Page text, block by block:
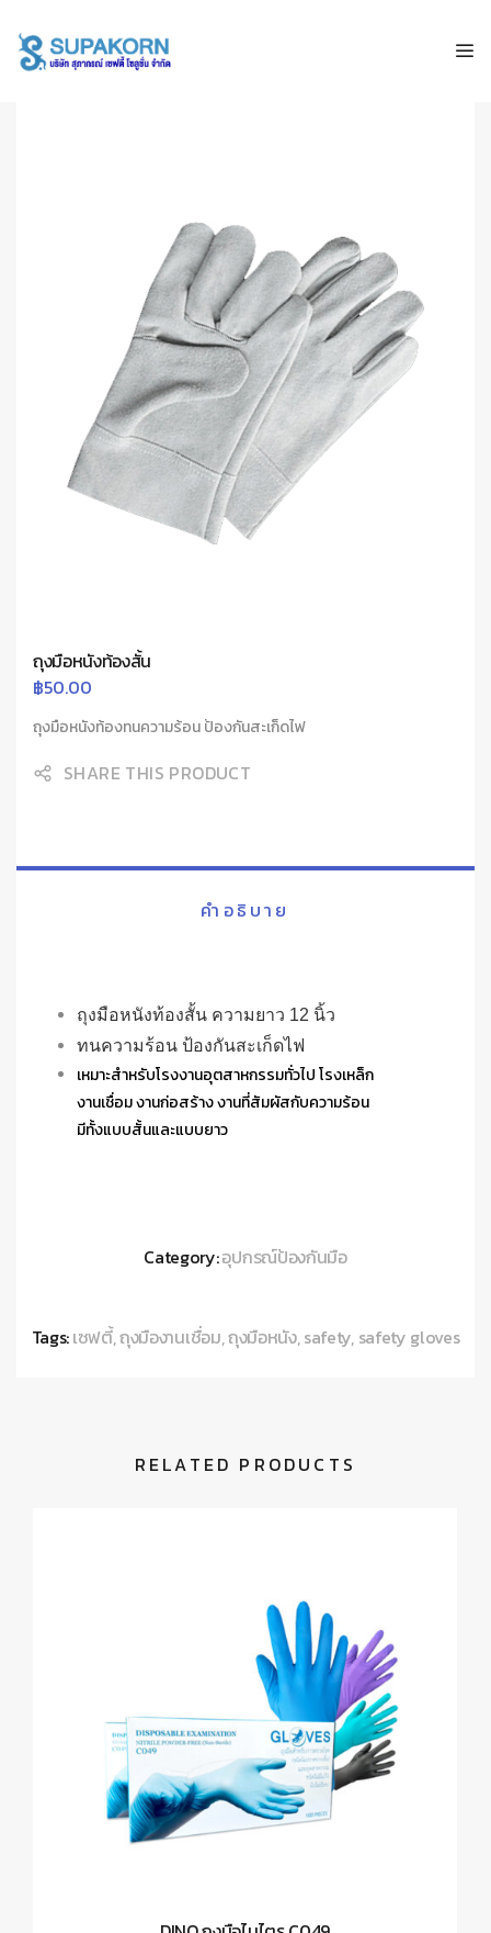
ถุงมือหนังท้องสั้น
฿50.00
ถุงมือหนังท้องทนความร้อน ป้องกันสะเก็ดไฟ
SHARE THIS PRODUCT
คำอธิบาย
ถุงมือหนังท้องสั้น ความยาว 12 นิ้ว
ทนความร้อน ป้องกันสะเก็ดไฟ
เหมาะสำหรับโรงงานอุตสาหกรรมทั่วไป โรงเหล็ก
งานเชื่อม งานก่อสร้าง งานที่สัมผัสกับความร้อน
มีทั้งแบบสั้นและแบบยาว
Category:อุปกรณ์ป้องกันมือ
Tags:เซฟตี้,ถุงมืองานเชื่อม,ถุงมือหนัง,safety, safety gloves
RELATED PRODUCTS